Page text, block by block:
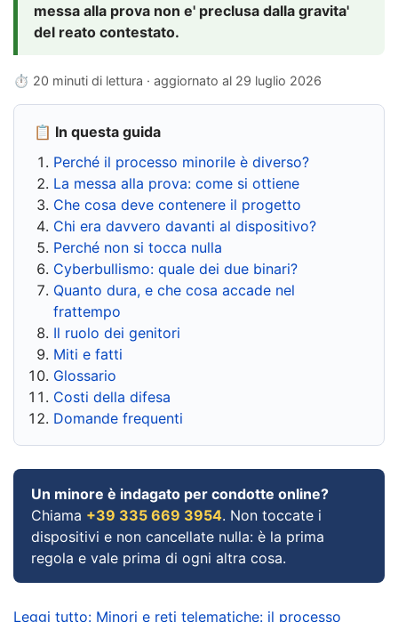
messa alla prova non e' preclusa dalla gravita'
del reato contestato.
⏱ 20 minuti di lettura · aggiornato al 29 luglio 2026
📋 In questa guida
Perché il processo minorile è diverso?
La messa alla prova: come si ottiene
Che cosa deve contenere il progetto
Chi era davvero davanti al dispositivo?
Perché non si tocca nulla
Cyberbullismo: quale dei due binari?
Quanto dura, e che cosa accade nel
frattempo
Il ruolo dei genitori
Miti e fatti
Glossario
Costi della difesa
Domande frequenti
Un minore è indagato per condotte online?
Chiama +39 335 669 3954. Non toccate i
dispositivi e non cancellate nulla: è la prima
regola e vale prima di ogni altra cosa.
Leggi tutto: Minori e reti telematiche: il processo